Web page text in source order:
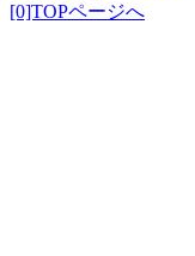
[0]TOPページへ